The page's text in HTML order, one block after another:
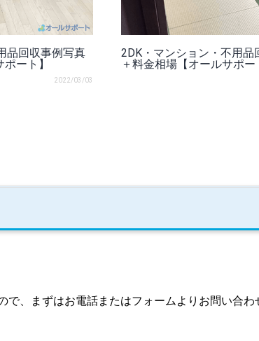
品回収事例写真
ート】
2022/03/03
2DK・マンション・不用品
＋料金相場【オールサポー
、まずはお電話またはフォームよりお問い合わ